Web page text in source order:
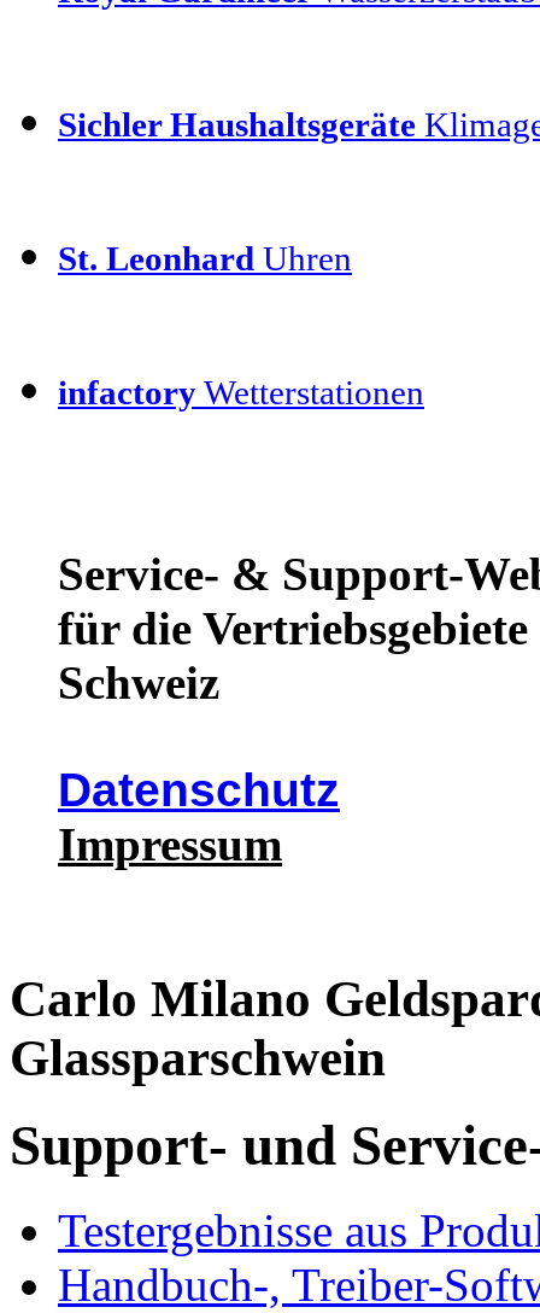
Sichler Haushaltsgeräte
St. Leonhard Uhren
infactoryWetterstationen
Service- & Support-
für die
Schweiz
Datenschutz
Impressum
Carlo Milano
Glassparschwein
Support- und
Testergebnisse aus
Handbuch-, Treiber-